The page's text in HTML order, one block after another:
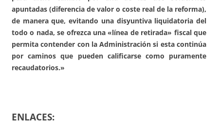
apuntadas (diferencia de valor o coste real de la reforma),
de manera que, evitando una disyuntiva liquidatoria del
todo o nada, se ofrezca una «línea de retirada» fiscal que
permita contender con la Administración si esta continúa
por caminos que pueden calificarse como puramente
recaudatorios.»
ENLACES: